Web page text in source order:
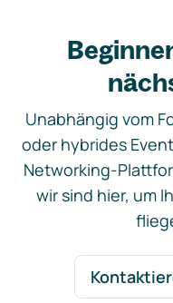
Unabhängig vom
oder hybrides
Networking-
wir sind hier, um